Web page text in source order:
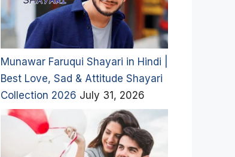
Munawar Faruqui Shayari in Hindi |
Best Love, Sad & Attitude Shayari
Collection 2026 July 31, 2026